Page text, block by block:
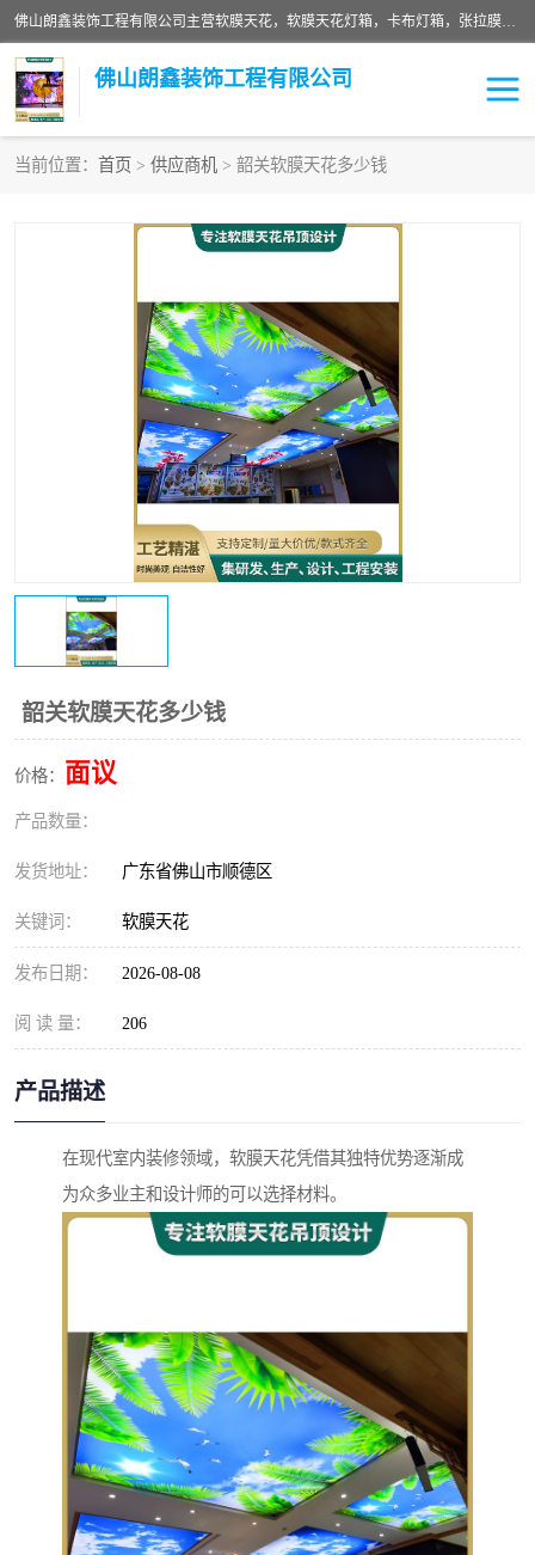
佛山朗鑫装饰工程有限公司主营软膜天花，软膜天花灯箱，卡布灯箱，张拉膜等产品，价格实惠，支持定制；公司专业装饰铺面，家居，会展特装，软膜等工程，技能精良人员，安装快、价格合理，质量保证、热诚与各方有识人士合作，欢迎新老客户来电咨询。
佛山朗鑫装饰工程有限公司
当前位置： 首页 > 供应商机 > 韶关软膜天花多少钱
韶关软膜天花多少钱
价格： 面议
产品数量：
发货地址： 广东省佛山市顺德区
关键词： 软膜天花
发布日期： 2026-08-08
阅 读 量： 206
产品描述
在现代室内装修领域，软膜天花凭借其独特优势逐渐成
为众多业主和设计师的可以选择材料。